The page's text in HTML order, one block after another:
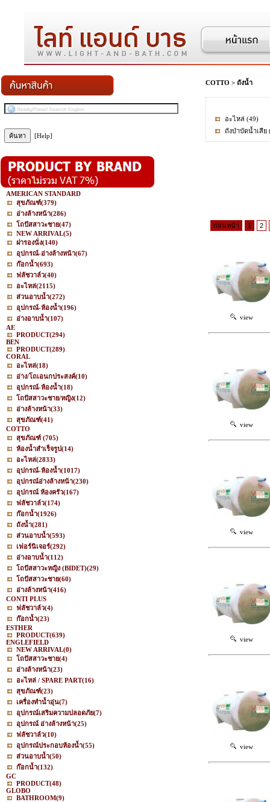
[Help]
AMERICAN STANDARD
สุขภัณฑ์(379)
อ่างล้างหน้า(286)
โถปัสสาวะชาย(47)
NEW ARRIVAL(5)
ฝารองนั่ง(140)
อุปกรณ์-อ่างล้างหน้า(67)
ก๊อกน้ำ(693)
ฟลัชวาล์ว(40)
อะไหล่(2115)
ส่วนอาบน้ำ(272)
อุปกรณ์-ห้องน้ำ(196)
อ่างอาบน้ำ(107)
AE
PRODUCT(294)
BEN
PRODUCT(289)
CORAL
อะไหล่(18)
อ่าง/โถเอนกประสงค์(10)
อุปกรณ์-ห้องน้ำ(18)
โถปัสสาวะชาย/หญิง(12)
อ่างล้างหน้า(33)
สุขภัณฑ์(41)
COTTO
สุขภัณฑ์ (705)
ห้องน้ำสำเร็จรูป(14)
อะไหล่(2833)
อุปกรณ์-ห้องน้ำ(1017)
อุปกรณ์อ่างล้างหน้า(230)
อุปกรณ์ ห้องครัว(167)
ฟลัชวาล์ว(174)
ก๊อกน้ำ(1926)
ถังน้ำ(281)
ส่วนอาบน้ำ(593)
เฟอร์นิเจอร์(292)
อ่างอาบน้ำ(112)
โถปัสสาวะหญิง (BIDET)(29)
โถปัสสาวะชาย(60)
อ่างล้างหน้า(416)
CONTI PLUS
ฟลัชวาล์ว(4)
ก๊อกน้ำ(23)
ESTHER
PRODUCT(639)
ENGLEFIELD
NEW ARRIVAL(0)
โถปัสสาวะชาย(4)
อ่างล้างหน้า(23)
อะไหล่ / SPARE PART(16)
สุขภัณฑ์(23)
เครื่องทำน้ำอุ่น(7)
อุปกรณ์เสริมความปลอดภัย(7)
อุปกรณ์ อ่างล้างหน้า(25)
ฟลัชวาล์ว(10)
อุปกรณ์ประกอบห้องน้ำ(55)
ส่วนอาบน้ำ(50)
ก๊อกน้ำ(132)
GC
PRODUCT(48)
GLOBO
BATHROOM(9)
COTTO > ถังน้ำ
อะไหล่ (49)
ถังบำบัดน้ำเสีย
ก่อนหน้า 1 2
view
view
view
view
view